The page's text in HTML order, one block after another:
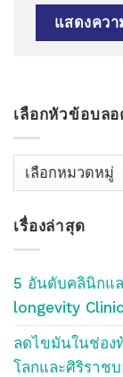
เลือกหัวข้อบล
เลือก
บลอค
Blog
เรื่องล่าสุด
5 อันดับคลินิกแ
longevity
ลดไขมันในช่อง
โลกและศิริราชบ